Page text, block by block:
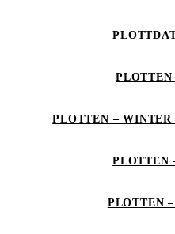
PLOTTEN
PLOTTEN –
PLOTTEN
PLOTTEN